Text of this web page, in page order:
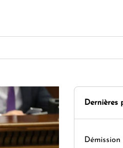
Dernières